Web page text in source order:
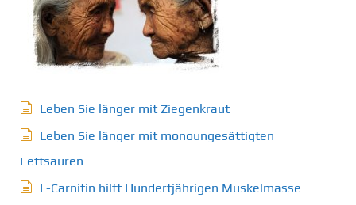
Leben Sie länger mit Ziegenkraut
Leben Sie länger mit monoungesättigten
Fettsäuren
L-Carnitin hilft Hundertjährigen Muskelmasse